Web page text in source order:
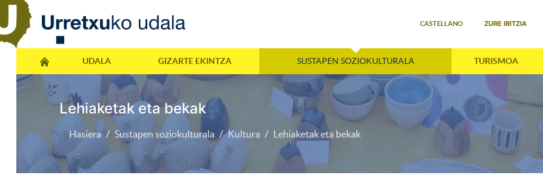
CASTELLANO ZURE IRITZIA
UDALA GIZARTE EKINTZA SUSTAPEN SOZIOKULTURALA TURISMOA
Lehiaketak eta bekak
Hasiera Sustapen soziokulturala Kultura Lehiaketak eta bekak